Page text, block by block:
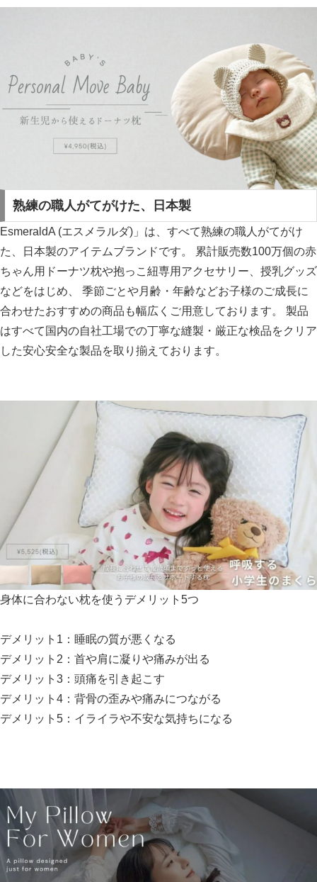
熟練の職人がてがけた、日本製
EsmeraldA (エスメラルダ)」は、すべて熟練の職人がてがけ
た、日本製のアイテムブランドです。 累計販売数100万個の赤
ちゃん用ドーナツ枕や抱っこ紐専用アクセサリー、授乳グッズ
などをはじめ、 季節ごとや月齢・年齢などお子様のご成長に
合わせたおすすめの商品も幅広くご用意しております。 製品
はすべて国内の自社工場での丁寧な縫製・厳正な検品をクリア
した安心安全な製品を取り揃えております。
身体に合わない枕を使うデメリット5つ
デメリット1：睡眠の質が悪くなる
デメリット2：首や肩に凝りや痛みが出る
デメリット3：頭痛を引き起こす
デメリット4：背骨の歪みや痛みにつながる
デメリット5：イライラや不安な気持ちになる